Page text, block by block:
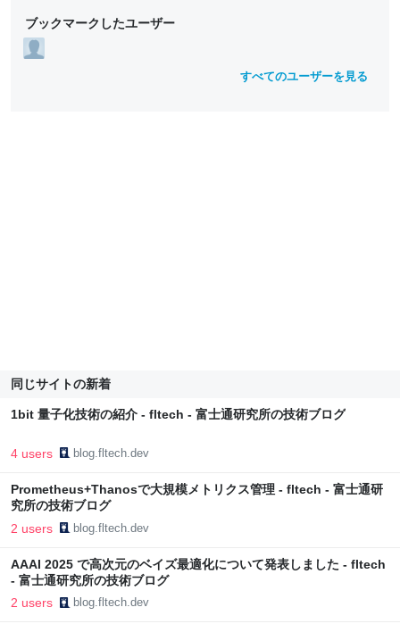
ブックマークしたユーザー
すべてのユーザーを見る
同じサイトの新着
1bit 量子化技術の紹介 - fltech - 富士通研究所の技術ブログ
4 users blog.fltech.dev
Prometheus+Thanosで大規模メトリクス管理 - fltech - 富士通研
究所の技術ブログ
2 users blog.fltech.dev
AAAI 2025 で高次元のベイズ最適化について発表しました - fltech
- 富士通研究所の技術ブログ
2 users blog.fltech.dev